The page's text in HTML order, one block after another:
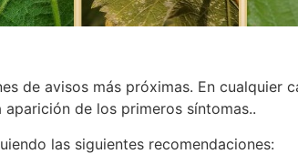
de avisos más próximas. En cualquier
de los primeros síntomas..
las siguientes recomendaciones: